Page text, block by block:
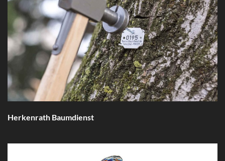
Herkenrath Baumdienst